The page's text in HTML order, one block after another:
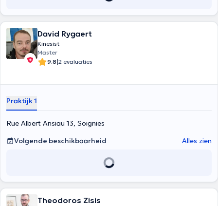
David Rygaert
Kinesist
Master
9.8|2 evaluaties
Praktijk 1
Rue Albert Ansiau 13, Soignies
Volgende beschikbaarheid
Alles zien
Theodoros Zisis